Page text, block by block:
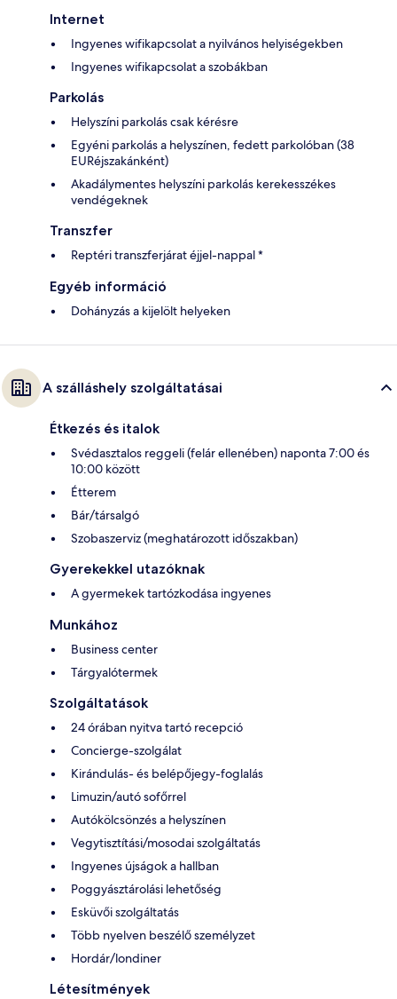
Internet
Ingyenes wifikapcsolat a nyilvános helyiségekben
Ingyenes wifikapcsolat a szobákban
Parkolás
Helyszíni parkolás csak kérésre
Egyéni parkolás a helyszínen, fedett parkolóban (38
EURéjszakánként)
Akadálymentes helyszíni parkolás kerekesszékes
vendégeknek
Transzfer
Reptéri transzferjárat éjjel-nappal *
Egyéb információ
Dohányzás a kijelölt helyeken
A szálláshely szolgáltatásai
Étkezés és italok
Svédasztalos reggeli (felár ellenében) naponta 7:00 és
10:00 között
Étterem
Bár/társalgó
Szobaszerviz (meghatározott időszakban)
Gyerekekkel utazóknak
A gyermekek tartózkodása ingyenes
Munkához
Business center
Tárgyalótermek
Szolgáltatások
24 órában nyitva tartó recepció
Concierge-szolgálat
Kirándulás- és belépőjegy-foglalás
Limuzin/autó sofőrrel
Autókölcsönzés a helyszínen
Vegytisztítási/mosodai szolgáltatás
Ingyenes újságok a hallban
Poggyásztárolási lehetőség
Esküvői szolgáltatás
Több nyelven beszélő személyzet
Hordár/londiner
Létesítmények